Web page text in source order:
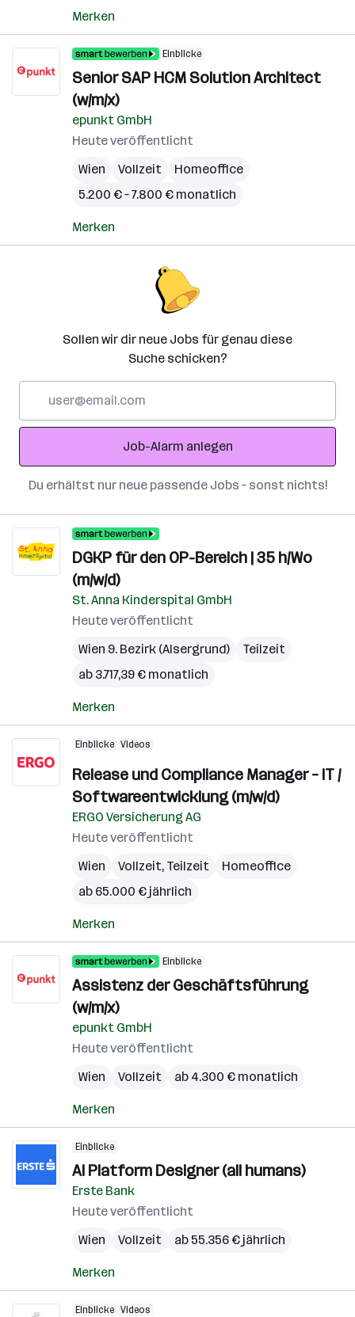
Merken
Einblicke
Senior SAP HCM Solution Architect
(w/m/x)
epunkt GmbH
Heute veröffentlicht
Wien
Vollzeit
Homeoffice
5.200 € – 7.800 € monatlich
Merken
Sollen wir dir neue Jobs für genau diese
Suche schicken?
Adresse
Job-Alarm anlegen
Du erhältst nur neue passende Jobs – sonst nichts!
DGKP für den OP-Bereich | 35 h/Wo
(m/w/d)
St. Anna Kinderspital GmbH
Heute veröffentlicht
Wien 9. Bezirk (Alsergrund)
Teilzeit
ab 3.717,39 € monatlich
Merken
Einblicke Videos
Release und Compliance Manager – IT /
Softwareentwicklung (m/w/d)
ERGO Versicherung AG
Heute veröffentlicht
Wien
Vollzeit, Teilzeit
Homeoffice
ab 65.000 € jährlich
Merken
Einblicke
Assistenz der Geschäftsführung
(w/m/x)
epunkt GmbH
Heute veröffentlicht
Wien
Vollzeit ab 4.300 € monatlich
Merken
Einblicke
AI Platform Designer (all humans)
Erste Bank
Heute veröffentlicht
Wien
Vollzeit ab 55.356 € jährlich
Merken
Einblicke Videos